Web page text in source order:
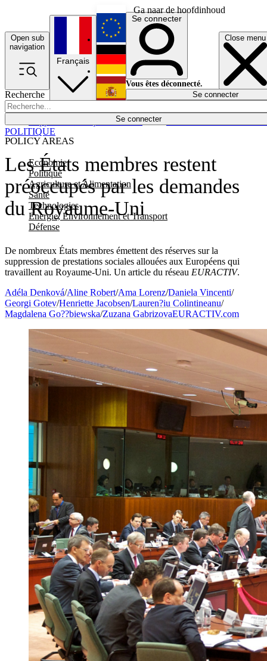
Ga naar de hoofdinhoud
Open sub
navigation
Close menu
Recherche
Se connecter
POLICY AREAS
Economie
Politique
Agriculture et Alimentation
Santé
Technologies
Energie, Environnement et Transport
Défense
Économie
Français
English
Deutsch
Español
Se connecter
Vous êtes déconnecté.
Se connecter
Les États membres restent
préoccupés par les demandes
du Royaume-Uni
De nombreux États membres émettent des réserves sur la
suppression de prestations sociales allouées aux Européens qui
travaillent au Royaume-Uni. Un article du réseau EURACTIV.
POLITIQUE
Adéla Denková/Aline Robert/Ama Lorenz/Daniela Vincenti/
Georgi Gotev/Henriette Jacobsen/Lauren?iu Colintineanu/
Magdalena Go??biewska/Zuzana GabrizovaEURACTIV.com